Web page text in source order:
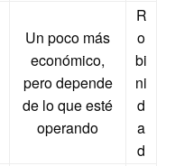
Un poco más
económico,
pero depende
de lo que esté
operando
R
o
bi
ni
d
a
d